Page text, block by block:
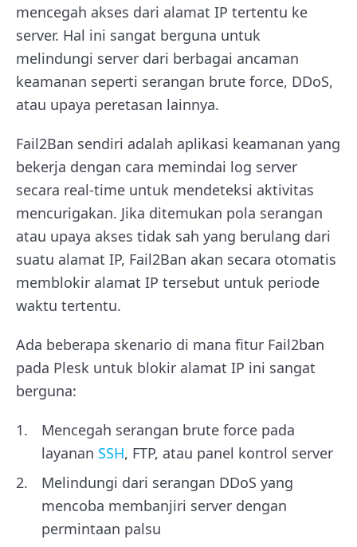
mencegah akses dari alamat IP tertentu ke
server. Hal ini sangat berguna untuk
melindungi server dari berbagai ancaman
keamanan seperti serangan brute force, DDoS,
atau upaya peretasan lainnya.
Fail2Ban sendiri adalah aplikasi keamanan yang
bekerja dengan cara memindai log server
secara real-time untuk mendeteksi aktivitas
mencurigakan. Jika ditemukan pola serangan
atau upaya akses tidak sah yang berulang dari
suatu alamat IP, Fail2Ban akan secara otomatis
memblokir alamat IP tersebut untuk periode
waktu tertentu.
Ada beberapa skenario di mana fitur Fail2ban
pada Plesk untuk blokir alamat IP ini sangat
berguna:
Mencegah serangan brute force pada
layanan SSH, FTP, atau panel kontrol server
Melindungi dari serangan DDoS yang
mencoba membanjiri server dengan
permintaan palsu